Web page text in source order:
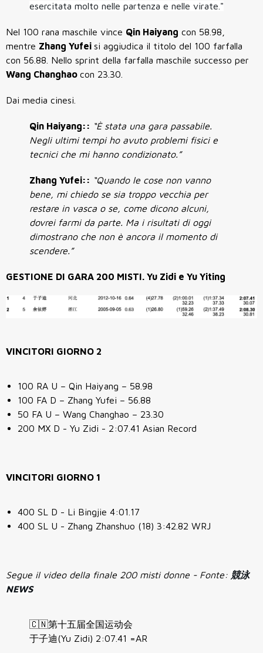
esercitata molto nelle partenza e nelle virate."
Nel 100 rana maschile vince Qin Haiyang con 58.98
mentre Zhang Yufei si aggiudica il titolo del 100 farfalla
con 56.88 . Nello sprint della farfalla maschile successo per
Wang Changhao con 23.30
Dai media cinesi.
Qin Haiyang:: “È stata una gara passabile.
Negli ultimi tempi ho avuto problemi fisici e
tecnici che mi hanno condizionato.”
Zhang Yufei:: “Quando le cose non vanno
bene, mi chiedo se sia troppo vecchia per
restare in vasca o se, come dicono alcuni,
dovrei farmi da parte. Ma i risultati di oggi
dimostrano che non è ancora il momento di
scendere.”
GESTIONE DI GARA 200 MISTI. Yu Zidi e Yu Yiting
VINCITORI GIORNO 2
100 RA U – Qin Haiyang – 58.98
100 FA D – Zhang Yufei – 56.88
50 FA U – Wang Changhao – 23.30
200 MX D - Yu Zidi - 2:07.41 Asian Record
VINCITORI GIORNO 1
400 SL D - Li Bingjie 4:01.17
400 SL U - Zhang Zhanshuo (18) 3:42.82 WRJ
Segue il video della finale 200 misti donne - Fonte: 競泳
NEWS
🇨🇳第十五届全国运动会
于子迪(Yu Zidi) 2:07.41 =AR